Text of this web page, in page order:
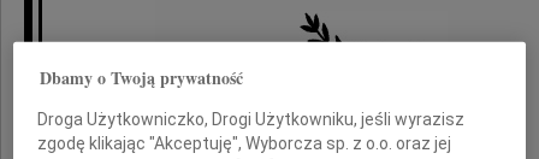
Andrzeja Wajdę
Dbamy o Twoją prywatność
Droga Użytkowniczko, Drogi Użytkowniku, jeśli wyrazisz
zgodę klikając "Akceptuję", Wyborcza sp. z o.o. oraz jej